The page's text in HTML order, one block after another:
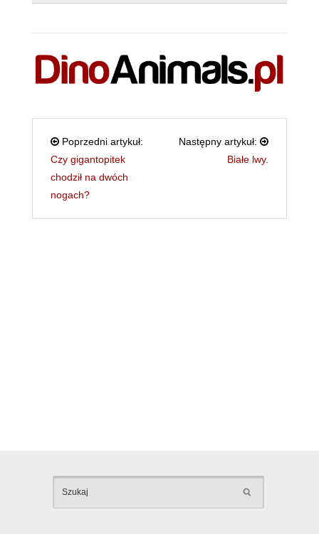
Poprzedni artykuł:
Czy gigantopitek
chodził na dwóch
nogach?
Następny artykuł:
Białe lwy.